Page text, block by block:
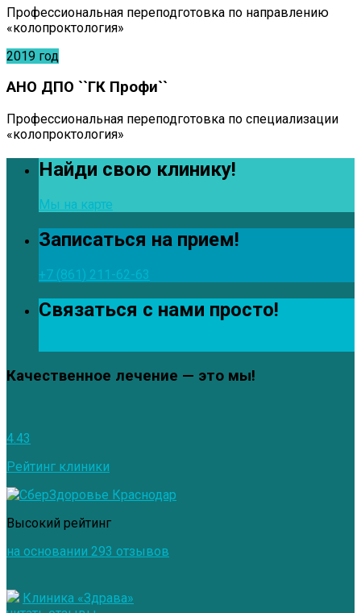
Профессиональная переподготовка по направлению
«колопроктология»
2019 год
АНО ДПО ``ГК Профи``
Профессиональная переподготовка по специализации
«колопроктология»
Найди свою клинику!
Мы на карте
Записаться на прием!
+7 (861) 211-62-63
Связаться с нами просто!
Качественное лечение — это мы!
4.43
Рейтинг клиники
Высокий рейтинг
на основании 293 отзывов
Клиника «Здрава»